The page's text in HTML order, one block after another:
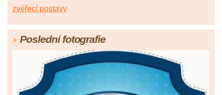
zvéřecí postavy
Poslední fotografie